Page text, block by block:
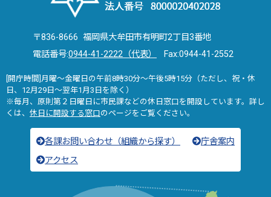
〒836-8666 福岡県大牟田市有明町2丁目3番地
電話番号:0944-41-2222（代表） Fax:0944-41-2552
[開庁時間]月曜～金曜日の午前8時30分～午後5時15分（ただし、祝・休
日、12月29日～翌年1月3日を除く）
※毎月、原則第２日曜日に市民課などの休日窓口を開設しています。詳し
くは、 休日に開設する窓口のページをご覧ください。
各課お問い合わせ（組織から探す）
庁舎案内
アクセス